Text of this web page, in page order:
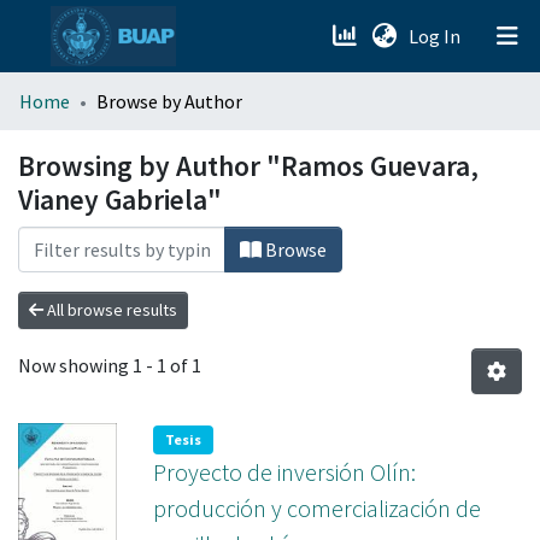
Log In (current)
menu.section.about_menu
All of DSpace
Home Browse by Author
Browsing by Author "Ramos Guevara,
Vianey Gabriela"
Browse
All browse results
Now showing 1 - 1 of 1
Tesis
Proyecto de inversión Olín:
producción y comercialización de